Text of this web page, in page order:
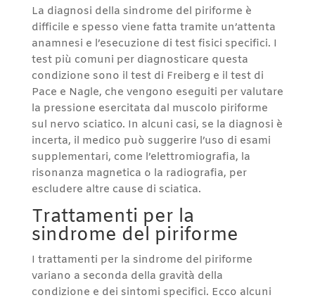
La diagnosi della sindrome del piriforme è
difficile e spesso viene fatta tramite un’attenta
anamnesi e l’esecuzione di test fisici specifici. I
test più comuni per diagnosticare questa
condizione sono il test di Freiberg e il test di
Pace e Nagle, che vengono eseguiti per valutare
la pressione esercitata dal muscolo piriforme
sul nervo sciatico. In alcuni casi, se la diagnosi è
incerta, il medico può suggerire l’uso di esami
supplementari, come l’elettromiografia, la
risonanza magnetica o la radiografia, per
escludere altre cause di sciatica.
Trattamenti per la
sindrome del piriforme
I trattamenti per la sindrome del piriforme
variano a seconda della gravità della
condizione e dei sintomi specifici. Ecco alcuni